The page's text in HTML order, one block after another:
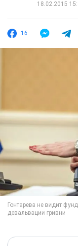
18.02.2015
16